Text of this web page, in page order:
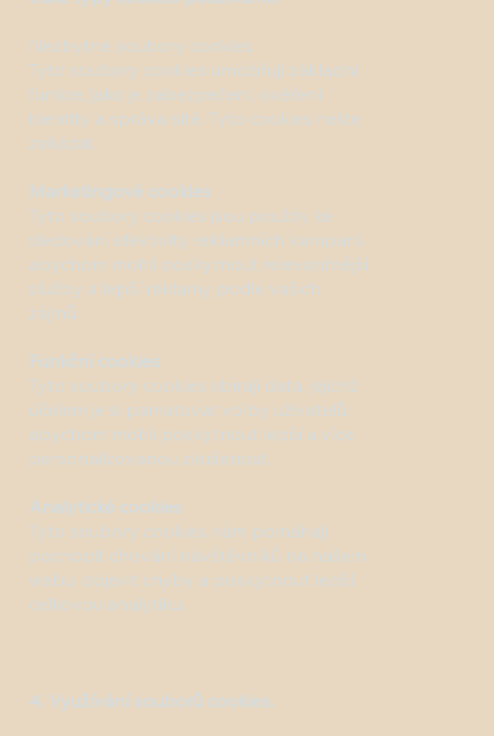
Nezbytné soubory cookies
Tyto soubory cookies umožňují základní
funkce, jako je zabezpečení, ověření
identity a správa sítě. Tyto cookies nelze
zakázat.
Marketingové cookies
Tyto soubory cookies jsou použity ke
sledování efektivity reklamních kampaní,
abychom mohli poskytnout relevantnější
služby a lepší reklamy podle vašich
zájmů.
Funkční cookies
Tyto soubory cookies sbírají data, jejichž
účelem je si pamatovat volby uživatelů,
abychom mohli poskytnout lepší a více
personalizovanou zkušenost.
Analytické cookies
Tyto soubory cookies nám pomáhají
pochopit chování návštěvníků na našem
webu, objevit chyby a poskytnout lepší
celkovou analytiku.
4. Využívání souborů cookies.